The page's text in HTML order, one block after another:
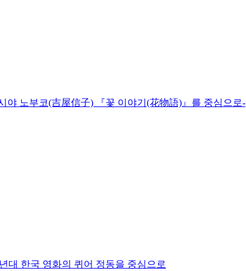
야 노부코(吉屋信子) 『꽃 이야기(花物語)』를 중심으로-
대 한국 영화의 퀴어 정동을 중심으로